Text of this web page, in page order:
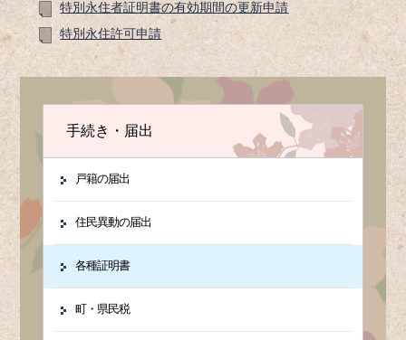
特別永住者証明書の有効期間の更新申請
特別永住許可申請
手続き・届出
戸籍の届出
住民異動の届出
各種証明書
町・県民税